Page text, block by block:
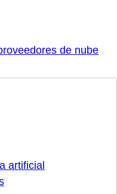
de nube
artificial